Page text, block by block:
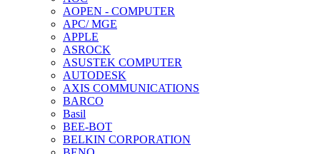
AOPEN - COMPUTER
APC/ MGE
APPLE
ASROCK
ASUSTEK COMPUTER
AUTODESK
AXIS COMMUNICATIONS
BARCO
Basil
BEE-BOT
BELKIN CORPORATION